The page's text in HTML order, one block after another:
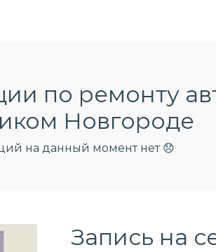
по ремонту
Новгороде
на данный момент нет 😞
Запись на